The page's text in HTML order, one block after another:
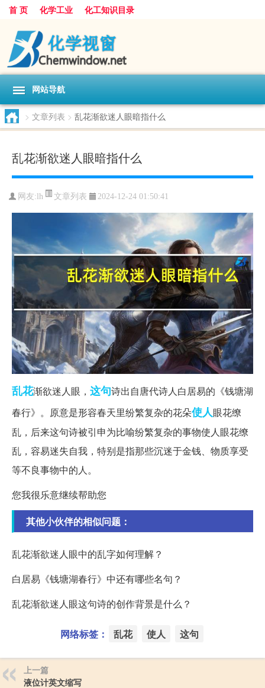
首 页 化学工业 化工知识目录
网站导航
> 文章列表 > 乱花渐欲迷人眼暗指什么
乱花渐欲迷人眼暗指什么
网友: lh 文章列表 2024-12-24 01:50:41
乱花渐欲迷人眼， 这句诗出自唐代诗人白居易的《钱塘湖
春行》。原意是形容春天里纷繁复杂的花朵使人眼花缭
乱，后来这句诗被引申为比喻纷繁复杂的事物使人眼花缭
乱，容易迷失自我，特别是指那些沉迷于金钱、物质享受
等不良事物中的人。
您我很乐意继续帮助您
其他小伙伴的相似问题：
乱花渐欲迷人眼中的乱字如何理解？
白居易《钱塘湖春行》中还有哪些名句？
乱花渐欲迷人眼这句诗的创作背景是什么？
网络标签： 乱花 使人 这句
上一篇
液位计英文缩写